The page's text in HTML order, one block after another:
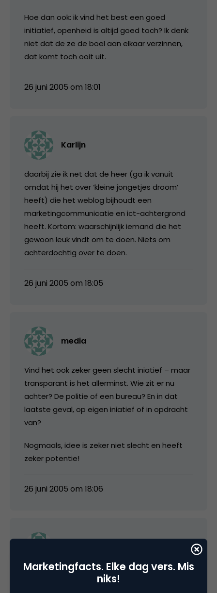
Hoe dan ook: ik vind het best een goed
initiatief, openheid is altijd goed toch? Ik denk
niet dat de ze de boel aan elkaar verzinnen,
dat komt toch ooit uit.
26 juni 2005 om 18:01
Karlijn
daarbij zie ik net dat de heer (ga ik vanuit
omdat hij het over ‘kleine jongetjes droom’
heeft) die het weblog bijhoudt een
marketingcommunicatie en ict-achtergrond
heeft. Kortom: waarschijnlijk iemand die het
gewoon leuk vindt om te doen. Niets om
achterdochtig over te doen.
26 juni 2005 om 18:05
media
Vind het ook zeker geen slecht iniatief – maar
transparant is het allerminst. Wie zit er nu
achter? De politie of een bureau? En in dat
laatste geval, op eigen iniatief of in opdracht
van?
Nogmaals, idee is zeker niet slecht en heeft
zeker potentie!
26 juni 2005 om 18:06
Enkele foto’s erbij van bepaalde situatie’s zou
Marketingfacts. Elke dag vers. Mis
niks!